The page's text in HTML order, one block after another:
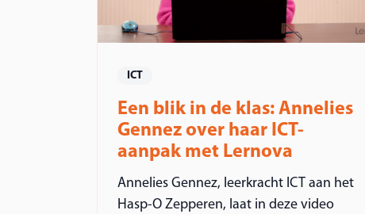
ICT
Een blik in de klas: Annelies
Gennez over haar ICT-
aanpak met Lernova
Annelies Gennez, leerkracht ICT aan het
Hasp-O Zepperen, laat in deze video